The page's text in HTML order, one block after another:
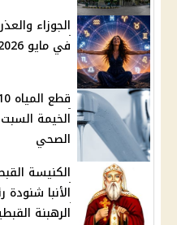
الجوزاء
في مايو 2026 مع بداية موسم الجوزاء
الخيمة
الصحي
الكنيسة
الأنبا
الرهبنة